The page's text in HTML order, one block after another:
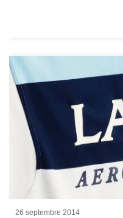
26 septembre 2014